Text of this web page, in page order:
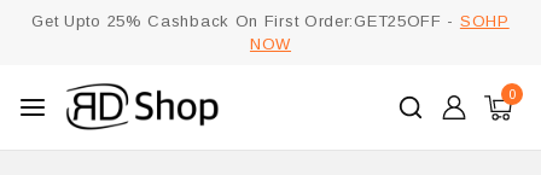
Get Upto 25% Cashback On First Order:GET25OFF - SOHP
NOW
0